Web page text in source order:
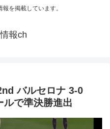
を掲載しています。
報ch
バルセロナ 3-0
で準決勝進出